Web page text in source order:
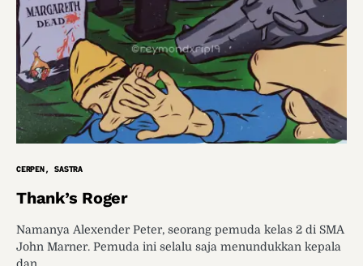
CERPEN SASTRA
Thank’s Roger
Namanya Alexender Peter, seorang pemuda kelas 2 di SMA
John Marner. Pemuda ini selalu saja menundukkan kepala